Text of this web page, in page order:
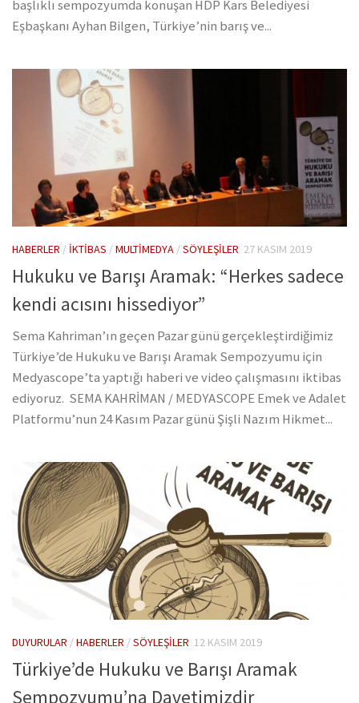
başlıklı sempozyumda konuşan HDP Kars Belediyesi
Eşbaşkanı Ayhan Bilgen, Türkiye’nin barış ve...
HABERLER / İKTIBAS /MULTIMEDYA /SÖYLEŞILER 27 KASIM 2019
Hukuku ve Barışı Aramak: “Herkes sadece
kendi acısını hissediyor”
Sema Kahriman’ın geçen Pazar günü gerçekleştirdiğimiz
Türkiye’de Hukuku ve Barışı Aramak Sempozyumu için
Medyascope’ta yaptığı haberi ve video çalışmasını iktibas
ediyoruz. SEMA KAHRİMAN / MEDYASCOPE Emek ve Adalet
Platformu’nun 24 Kasım Pazar günü Şişli Nazım Hikmet...
DUYURULAR /HABERLER /SÖYLEŞILER 12 KASIM 2019
Türkiye’de Hukuku ve Barışı Aramak
Sempozyumu’na Davetimizdir